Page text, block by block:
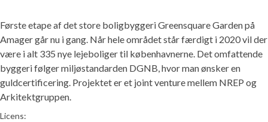
Første etape af det store boligbyggeri Greensquare Garden på
Amager går nu i gang. Når hele området står færdigt i 2020 vil der
være i alt 335 nye lejeboliger til københavnerne. Det omfattende
byggeri følger miljøstandarden DGNB, hvor man ønsker en
guldcertificering. Projektet er et joint venture mellem NREP og
Arkitektgruppen.
go to media item
Licens: